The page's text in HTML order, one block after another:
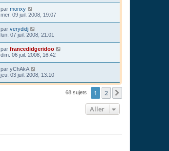
par monxy
mer. 09 juil. 2008, 19:07
par verydidj
lun. 07 juil. 2008, 21:01
par francedidgeridoo
dim. 06 juil. 2008, 16:42
par yChAkA
jeu. 03 juil. 2008, 13:10
68 sujets 1 2
Aller